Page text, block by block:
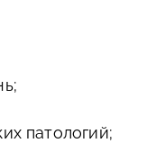
патологий;